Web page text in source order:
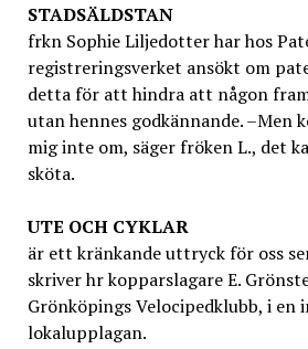
STADSÄLDSTAN
frkn Sophie Liljedotter har hos
registreringsverket ansökt om
detta för att hindra att någon
utan hennes godkännande. –Men
mig inte om, säger fröken L., det
sköta.
UTE OCH CYKLAR
är ett kränkande uttryck för oss
skriver hr kopparslagare E.
Grönköpings Velocipedklubb, i en
lokalupplagan.